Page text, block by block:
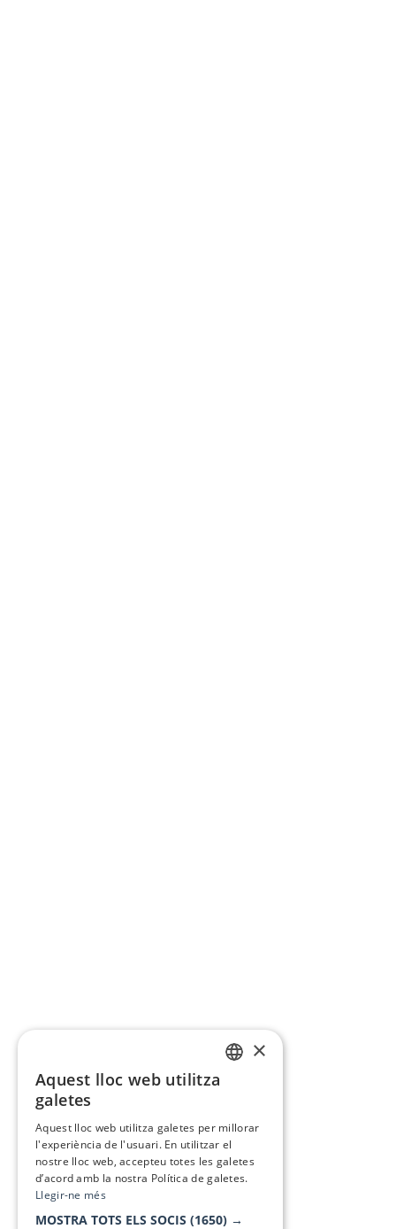
×
Aquest lloc web utilitza
galetes
Aquest lloc web utilitza galetes per millorar
l'experiència de l'usuari. En utilitzar el
nostre lloc web, accepteu totes les galetes
d’acord amb la nostra Política de galetes.
Llegir-ne més
MOSTRA TOTS ELS SOCIS (1650) →